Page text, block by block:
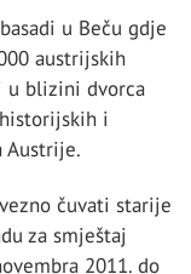
u Beču gdje
austrijskih
u blizini dvorca
i
Austrije.
čuvati starije
za smještaj
2011. do